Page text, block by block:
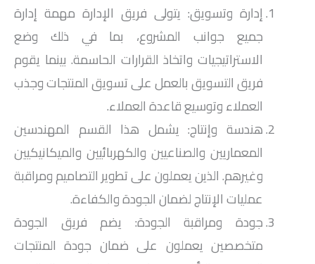
إدارة وتسويق: يتولى فريق الإدارة مهمة إدارة
جميع جوانب المشروع، بما في ذلك وضع
الاستراتيجيات واتخاذ القرارات الحاسمة. بينما يقوم
فريق التسويق بالعمل على تسويق المنتجات وجذب
العملاء وتوسيع قاعدة العملاء.
هندسة وإنتاج: يشمل هذا القسم المهندسين
المعماريين والصناعيين والكهربائيين والميكانيكيين
وغيرهم. الذين يعملون على تطوير التصاميم ومراقبة
عمليات الإنتاج لضمان الجودة والكفاءة.
جودة ومراقبة الجودة: يضم فريق الجودة
متخصصين يعملون على ضمان جودة المنتجات